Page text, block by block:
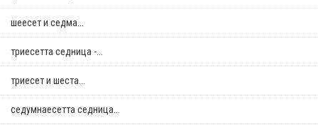
шеесет и седма...
триесетта седница -...
триесет и шеста...
седумнаесетта седница...